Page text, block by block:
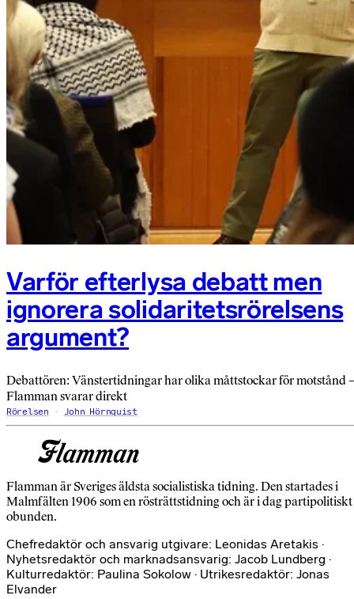
Varför efterlysa debatt men
ignorera solidaritetsrörelsens
argument?
Debattören: Vänstertidningar har olika måttstockar för motstånd
Flamman svarar direkt
Rörelsen John Hörnquist
Flamman är Sveriges äldsta socialistiska tidning. Den startades i
Malmfälten 1906 som en rösträttstidning och är i dag partipolitiskt
obunden.
Chefredaktör och ansvarig utgivare: Leonidas Aretakis ·
Nyhetsredaktör och marknadsansvarig: Jacob Lundberg ·
Kulturredaktör: Paulina Sokolow · Utrikesredaktör: Jonas
Elvander